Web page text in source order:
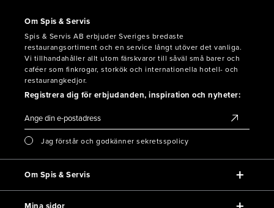
Om Spis & Servis
Spis & Servis AB erbjuder Sveriges bredaste
restaurangsortiment och en service långt utöver det vanliga.
Vi tillhandahåller allt utom färskvaror till såväl små barer och
caféer som finkrogar, storkök och internationella hotell- och
restaurangkedjor.
Registrera dig för erbjudanden, inspiration och nyheter:
Jag förstår och godkänner sekretsspolicy
Om Spis & Servis